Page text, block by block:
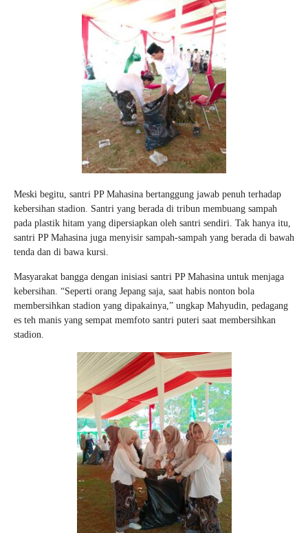
Meski begitu, santri PP Mahasina bertanggung jawab penuh terhadap
kebersihan stadion. Santri yang berada di tribun membuang sampah
pada plastik hitam yang dipersiapkan oleh santri sendiri. Tak hanya itu,
santri PP Mahasina juga menyisir sampah-sampah yang berada di bawah
tenda dan di bawa kursi.
Masyarakat bangga dengan inisiasi santri PP Mahasina untuk menjaga
kebersihan. “Seperti orang Jepang saja, saat habis nonton bola
membersihkan stadion yang dipakainya,” ungkap Mahyudin, pedagang
es teh manis yang sempat memfoto santri puteri saat membersihkan
stadion.